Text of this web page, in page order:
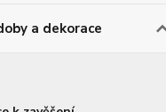
a dekorace